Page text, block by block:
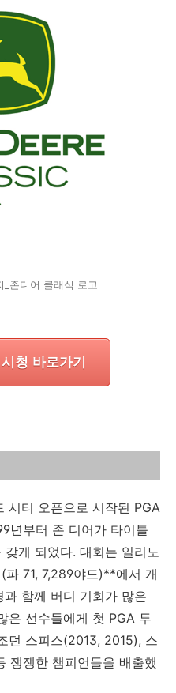
존디어 클래식 로고
청 바로가기
시티 오픈으로 시작된 PGA
년부터 존 디어가 타이틀
게 되었다. 대회는 일리노
71, 7,289야드)**에서 개
함께 버디 기회가 많은
은 선수들에게 첫 PGA 투
던 스피스(2013, 2015), 스
쟁쟁한 챔피언들을 배출했